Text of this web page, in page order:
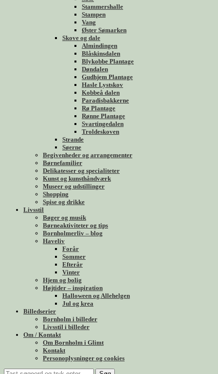
Stammershalle
Stampen
Vang
Øster Sømarken
Skove og dale
Almindingen
Blåskinsdalen
Blykobbe Plantage
Døndalen
Gudhjem Plantage
Hasle Lystskov
Kobbeå dalen
Paradisbakkerne
Rø Plantage
Rønne Plantage
Svartingedalen
Troldeskoven
Strande
Søerne
Begivenheder og arrangementer
Børnefamilier
Delikatesser og specialiteter
Kunst og kunsthåndværk
Museer og udstillinger
Shopping
Spise og drikke
Livsstil
Bøger og musik
Børneaktiviteter og tips
Bornholmerliv – blog
Haveliv
Forår
Sommer
Efterår
Vinter
Hjem og bolig
Højtider – inspiration
Halloween og Allehelgen
Jul og krea
Billedserier
Bornholm i billeder
Livsstil i billeder
Om / Kontakt
Om Bornholm i Glimt
Kontakt
Personoplysninger og cookies